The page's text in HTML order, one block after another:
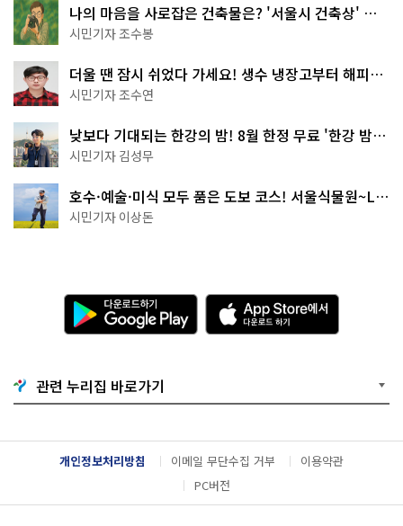
나의 마음을 사로잡은 건축물은? '서울시 건축상' 수
상작 공개!
시민기자 조수봉
더울 땐 잠시 쉬었다 가세요! 생수 냉장고부터 해피소
·무더위쉼터까지
시민기자 조수연
낮보다 기대되는 한강의 밤! 8월 한정 무료 '한강 밤
핑' 예약은?
시민기자 김성무
호수·예술·미식 모두 품은 도보 코스! 서울식물원~LG
아트센터~마곡테라스거리
시민기자 이상돈
다
운
로
기
G
o
g
l
e
A
p
p
e
서
다
운
관련 누리집 바로가기
개인정보처리방침 이메일 무단수집 거부
이용약관
PC버전